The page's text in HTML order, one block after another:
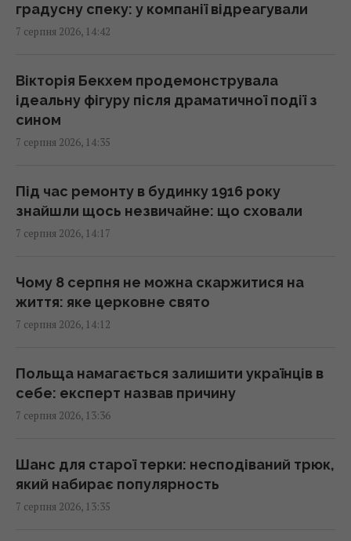
14:10 п'ятниця, 07 серпня 2026
40-градусної спеки: зворушливе відео
14:00 п'ятниця, 07 серпня 2026
13:54 п'ятниця, 07 серпня 2026
13:51 п'ятниця, 07 серпня 2026
13:31 п'ятниця, 07 серпня 2026
13:30 п'ятниця, 07 серпня 2026
градусну спеку: у компанії відреагували
7 серпня 2026, 14:42
Вікторія Бекхем продемонструвала
ідеальну фігуру після драматичної події з
сином
7 серпня 2026, 14:35
Під час ремонту в будинку 1916 року
знайшли щось незвичайне: що сховали
7 серпня 2026, 14:17
Чому 8 серпня не можна скаржитися на
життя: яке церковне свято
7 серпня 2026, 14:12
Польща намагається залишити українців в
себе: експерт назвав причину
7 серпня 2026, 13:36
Шанс для старої терки: несподіваний трюк,
який набирає популярность
7 серпня 2026, 13:35